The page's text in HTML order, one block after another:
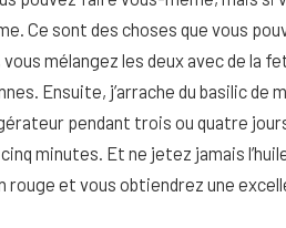
Ce sont des choses que vous
mélangez les deux avec de la
Ensuite, j’arrache du basilic de
pendant trois ou quatre
minutes. Et ne jetez jamais
rouge et vous obtiendrez une